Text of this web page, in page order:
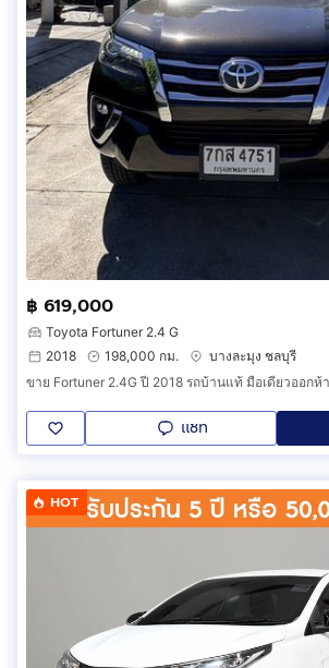
฿ 619,000
Toyota Fortuner 2.4 G
2018
198,000 กม.
บางละมุง ชลบุรี
ขาย Fortuner 2.4G ปี 2018 รถบ้านแท้ มือเดียวออกห้
แชท
HOT